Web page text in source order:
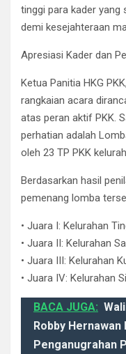
tinggi para kader yang
demi kesejahteraan
Apresiasi Kader dan
Ketua Panitia HKG
rangkaian acara
atas peran aktif PKK.
perhatian adalah
oleh 23 TP PKK
Berdasarkan hasil
pemenang lomba
• Juara I: Kelurahan
• Juara II: Kelurahan
• Juara III: Kelurahan
• Juara IV: Kelurahan
BACA JUGA:
Robby
Penganugrahan